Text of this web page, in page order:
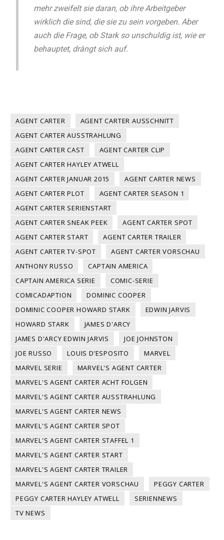
mehr zweifelt sie daran, ob ihre Arbeitgeber
wirklich die sind, die sie zu sein vorgeben. Aber
auch die Frage, ob Stark so unschuldig ist, wie er
behauptet, drängt sich auf.
AGENT CARTER
AGENT CARTER AUSSCHNITT
AGENT CARTER AUSSTRAHLUNG
AGENT CARTER CAST
AGENT CARTER CLIP
AGENT CARTER HAYLEY ATWELL
AGENT CARTER JANUAR 2015
AGENT CARTER NEWS
AGENT CARTER PLOT
AGENT CARTER SEASON 1
AGENT CARTER SERIENSTART
AGENT CARTER SNEAK PEEK
AGENT CARTER SPOT
AGENT CARTER START
AGENT CARTER TRAILER
AGENT CARTER TV-SPOT
AGENT CARTER VORSCHAU
ANTHONY RUSSO
CAPTAIN AMERICA
CAPTAIN AMERICA SERIE
COMIC-SERIE
COMICADAPTION
DOMINIC COOPER
DOMINIC COOPER HOWARD STARK
EDWIN JARVIS
HOWARD STARK
JAMES D'ARCY
JAMES D'ARCY EDWIN JARVIS
JOE JOHNSTON
JOE RUSSO
LOUIS D’ESPOSITO
MARVEL
MARVEL SERIE
MARVEL'S AGENT CARTER
MARVEL'S AGENT CARTER ACHT FOLGEN
MARVEL'S AGENT CARTER AUSSTRAHLUNG
MARVEL'S AGENT CARTER NEWS
MARVEL'S AGENT CARTER SPOT
MARVEL'S AGENT CARTER STAFFEL 1
MARVEL'S AGENT CARTER START
MARVEL'S AGENT CARTER TRAILER
MARVEL'S AGENT CARTER VORSCHAU
PEGGY CARTER
PEGGY CARTER HAYLEY ATWELL
SERIENNEWS
TV NEWS